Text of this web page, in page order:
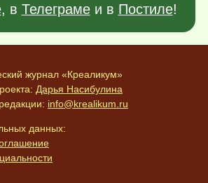
, в Телеграмеи в Постиле!
журнал «Креаликум»
Дарья Насибулина
info@krealikum.ru
данных: